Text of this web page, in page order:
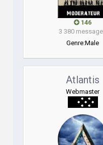
146
3 380
Genre:Male
Atlantis
Webmaster